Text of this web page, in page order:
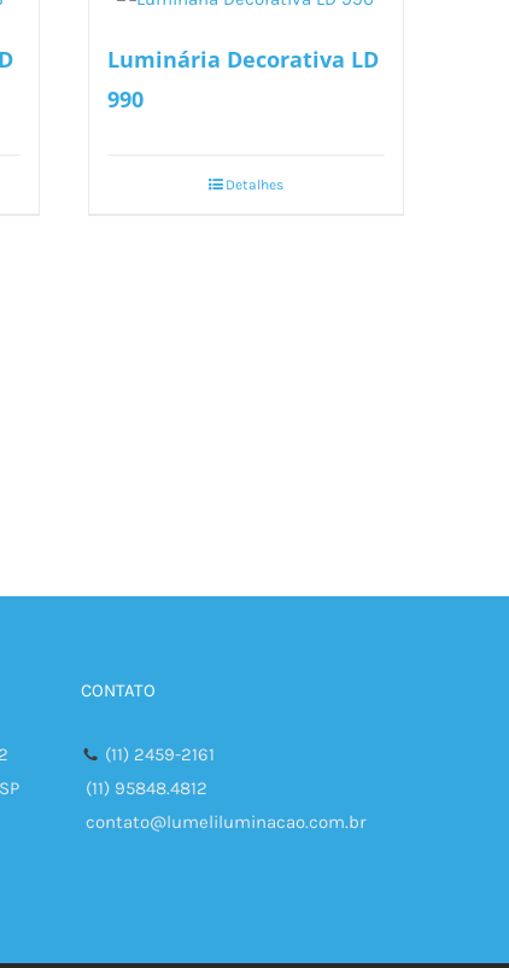
Luminária Decorativa LD
990
Detalhes
CONTATO
(11) 2459-2161
(11) 95848.4812
contato@lumeliluminacao.com.br